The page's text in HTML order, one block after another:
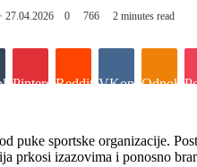
27.04.2026 0 766 2 minutes read
PinterestReddit VKontakte
puke sportske organizacije.
prkosi izazovima i ponosno